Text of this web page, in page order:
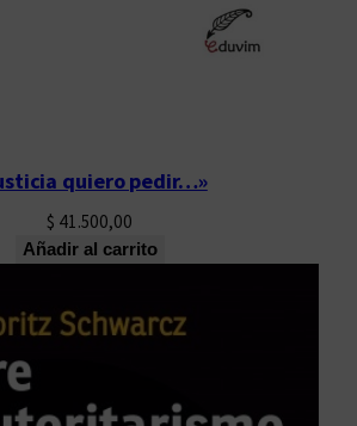
quiero pedir…»
$ 41.500,00
Añadir al carrito